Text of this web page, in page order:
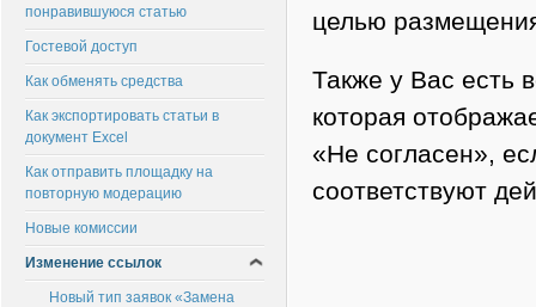
целью
Также у Вас есть
которая
«Не согласен»,
соответствуют
понравившуюся статью
Гостевой доступ
Как обменять средства
Как экспортировать статьи в
документ Excel
Как отправить площадку на
повторную модерацию
Новые комиссии
Изменение ссылок
Новый тип заявок «Замена